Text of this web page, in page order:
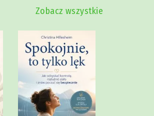
Zobacz wszystkie